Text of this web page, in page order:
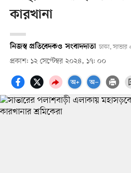
কারখানা
নিজস্ব প্রতিবেদকও সংবাদদাতা ঢাকা,
প্রকাশ: ১২ সেপ্টেম্বর ২০২৪, ১৭: ০০